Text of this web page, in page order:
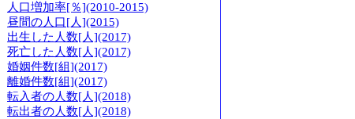
人口増加率[％](2010-2015)
昼間の人口[人](2015)
出生した人数[人](2017)
死亡した人数[人](2017)
婚姻件数[組](2017)
離婚件数[組](2017)
転入者の人数[人](2018)
転出者の人数[人](2018)